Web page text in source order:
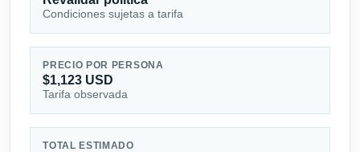
Condiciones sujetas a tarifa
PRECIO POR PERSONA
$1,123 USD
Tarifa observada
TOTAL ESTIMADO